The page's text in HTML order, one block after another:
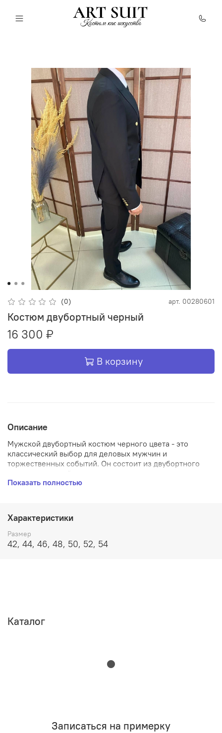
(0) арт. 00280601
Костюм двубортный черный
16 300 ₽
В корзину
Описание
Мужской двубортный костюм черного цвета - это
классический выбор для деловых мужчин и
торжественных событий. Он состоит из двубортного
острыми лацканами, а также прямых брюк со
деловых встреч и торжеств.
Показать полностью
Характеристики
Размер
42, 44, 46, 48, 50, 52, 54
Каталог
Записаться на примерку